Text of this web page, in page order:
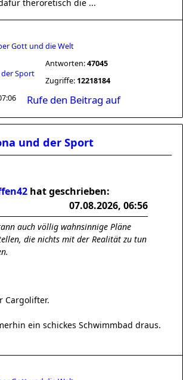
theroretisch die ...
Gott und die Welt
Sport
Antworten:47045
Zugriffe: 12218184
Rufe den Beitrag auf
und der Sport
hat geschrieben:
07.08.2026, 06:56
auch völlig wahnsinnige Pläne
die nichts mit der Realität zu tun
Cargolifter.
ein schickes Schwimmbad draus.